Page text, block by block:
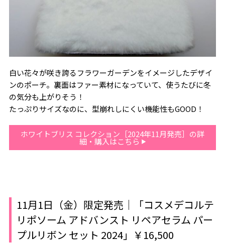
白い花々が咲き誇るフラワーガーデンをイメージしたデザイ
ンのポーチ。裏面はファー素材になっていて、使うたびに冬
の気分も上がりそう！
たっぷりサイズなのに、型崩れしにくい機能性もGOOD！
ホワイトブリス コレクション［2024年11月発売］の詳
細・購入はこちら
11月1日（金）限定発売｜「コスメデコルテ
リポソーム アドバンスト リペアセラム パー
プルリボン セット 2024」￥16,500